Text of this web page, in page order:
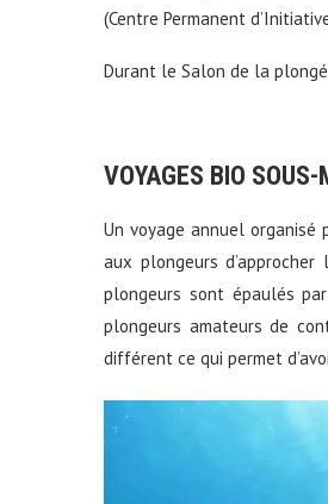
(Centre Permanent
Durant le Salon de la
VOYAGES BIO SOUS-
Un voyage annuel organisé
aux plongeurs
plongeurs sont épaulés
plongeurs amateurs de
différent ce qui permet